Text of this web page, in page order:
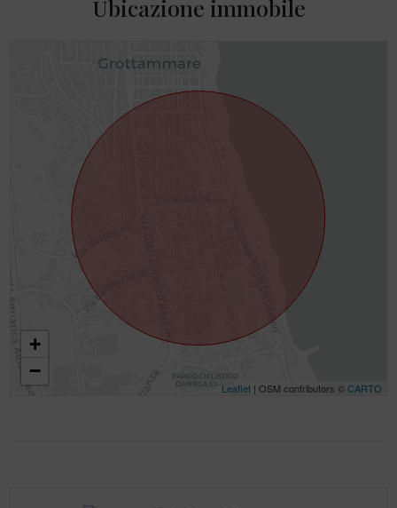
Ubicazione immobile
+
−
Leaflet| OSM contributors ©CARTO